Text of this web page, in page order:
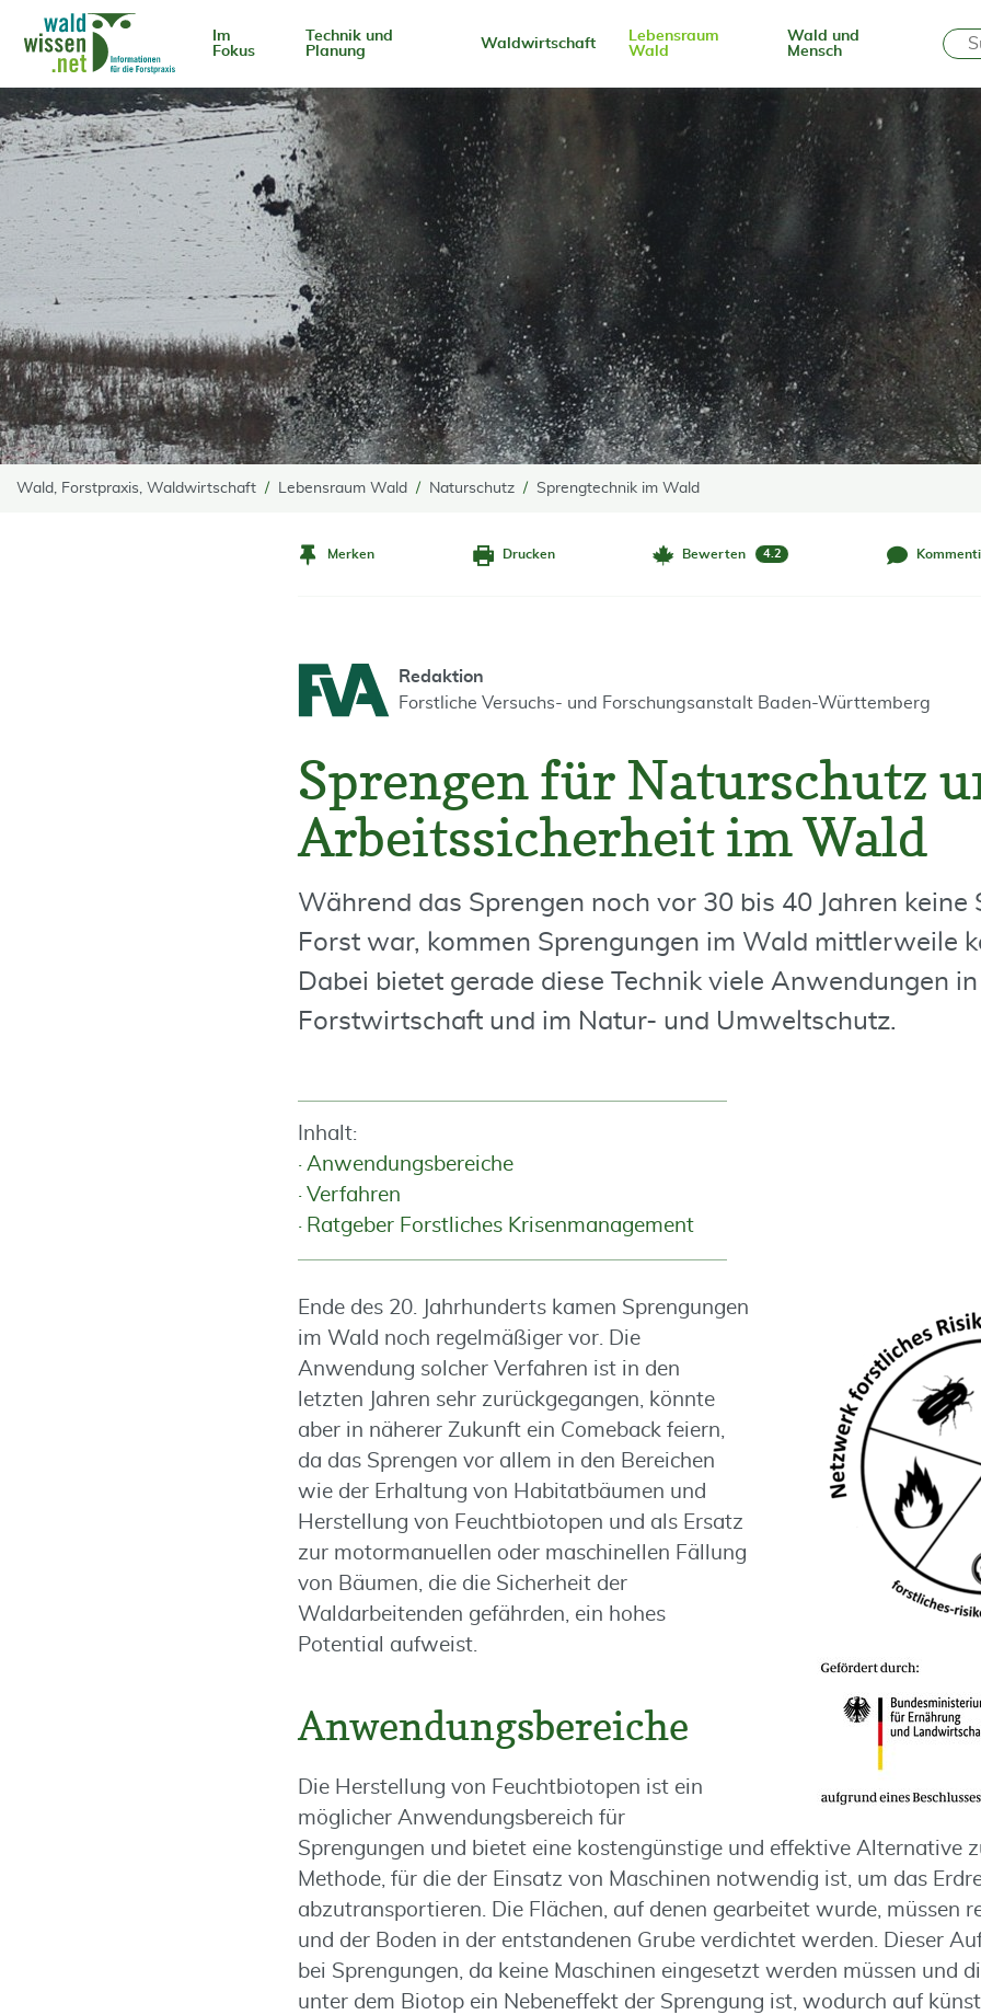
Im
Fokus
Technik und
Planung
Waldwirtschaft
Lebensraum
Wald
Wald und
Mensch
Wald, Forstpraxis, Waldwirtschaft Lebensraum Wald Naturschutz Sprengtechnik im Wald
Merken Drucken Bewerten 4.2
Redaktion
Forstliche Versuchs- und Forschungsanstalt Baden-Württemberg
Sprengen für Naturschutz
Arbeitssicherheit im Wald
Während das Sprengen noch vor 30 bis 40 Jahren keine
Forst war, kommen Sprengungen im Wald mittlerweile
Dabei bietet gerade diese Technik viele Anwendungen
Forstwirtschaft und im Natur- und Umweltschutz.
Inhalt:
Anwendungsbereiche
Verfahren
Ratgeber Forstliches Krisenmanagement
Ende des 20. Jahrhunderts kamen Sprengungen
im Wald noch regelmäßiger vor. Die
Anwendung solcher Verfahren ist in den
letzten Jahren sehr zurückgegangen, könnte
aber in näherer Zukunft ein Comeback feiern,
da das Sprengen vor allem in den Bereichen
wie der Erhaltung von Habitatbäumen und
Herstellung von Feuchtbiotopen und als Ersatz
zur motormanuellen oder maschinellen Fällung
von Bäumen, die die Sicherheit der
Waldarbeitenden gefährden, ein hohes
Potential aufweist.
Anwendungsbereiche
Die Herstellung von Feuchtbiotopen ist ein
möglicher Anwendungsbereich für
Sprengungen und bietet eine kostengünstige und effektive Alternative
Methode, für die der Einsatz von Maschinen notwendig ist, um das
abzutransportieren. Die Flächen, auf denen gearbeitet wurde, müssen
und der Boden in der entstandenen Grube verdichtet werden. Dieser
bei Sprengungen, da keine Maschinen eingesetzt werden müssen und
unter dem Biotop ein Nebeneffekt der Sprengung ist, wodurch auf